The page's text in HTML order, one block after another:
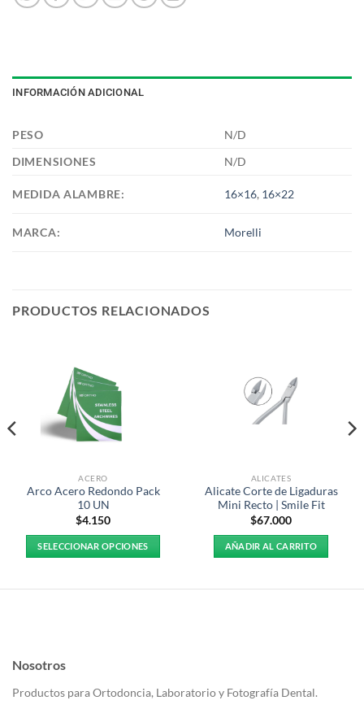
INFORMACIÓN ADICIONAL
PESO
N/D
DIMENSIONES
N/D
MEDIDA ALAMBRE: 16×16, 16×22
MARCA: Morelli
PRODUCTOS RELACIONADOS
ACERO
Arco Acero Redondo Pack
10 UN
$4.150
SELECCIONAR OPCIONES
pueden
ALICATES
Alicate Corte de Ligaduras
Mini Recto | Smile Fit
$67.000
AÑADIR AL CARRITO
Nosotros
Productos para Ortodoncia, Laboratorio y Fotografía Dental.